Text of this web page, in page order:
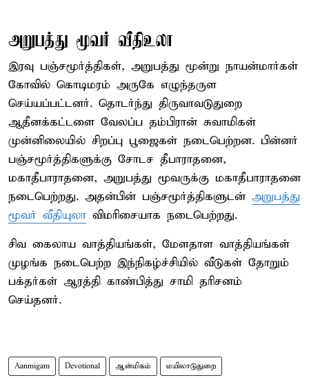
அறுபத்து மூவர் வீதிஉலா
இரவு பஞ்சமூர்த்திகள், அறுபத்து மூன்று நாயன்மார்கள்
கோவில் கொடிமரம் அருகே எழுந்தருள
செய்யப்பட்டனர். தொடர்ந்து திருவாவடுதுறை
ஆதீனக்கட்டளை வேலப்ப தம்பிரான் சுவாமிகள்
முன்னிலையில் சிறப்பு பூஜைகள் நடைபெற்றன. பின்னர்
பஞ்சமூர்த்திகளுக்கு சோடச தீபாராதனை,
மகாதீபாராதனை, அறுபத்து மூவருக்கு மகாதீபாராதனை
நடைபெற்றது. அதன்பின் பஞ்சமூர்த்திகளுடன் அறுபத்து
மூவர் வீதியுலா விமரிசையாக நடைபெற்றது.
சிவ கைலாய வாத்தியங்கள், மேளதாள வாத்தியங்கள்
முழங்க நடைபெற்ற இந்நிகழ்ச்சியில் வீடுகள் தோறும்
பக்தர்கள் ஆரத்தி காண்பித்து சாமி தரிசனம்
செய்தனர்.
Aanmigam Devotional ஆன்மிகம் மயிலாடுதுறை